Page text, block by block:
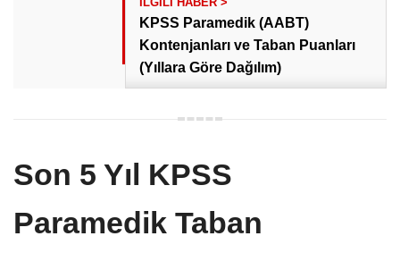
KPSS Paramedik (AABT)
Kontenjanları ve Taban Puanları
(Yıllara Göre Dağılım)
Son 5 Yıl KPSS
Paramedik Taban